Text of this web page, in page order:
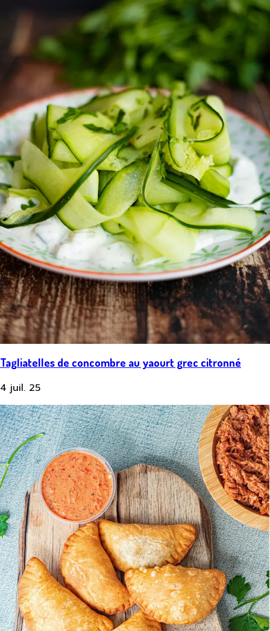
Tagliatelles de concombre au yaourt grec citronné
4 juil. 25